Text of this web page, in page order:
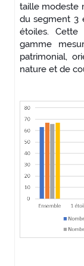
taille modeste
du segment 3
étoiles.
gamme
patrimonial,
nature et de